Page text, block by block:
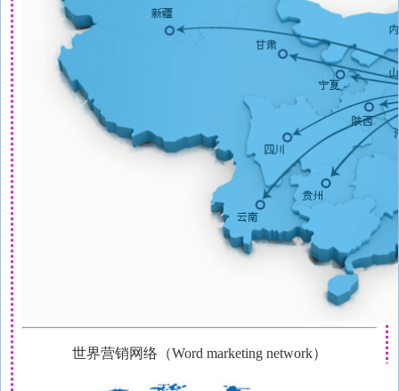
世界营销网络 （Word marketing network）